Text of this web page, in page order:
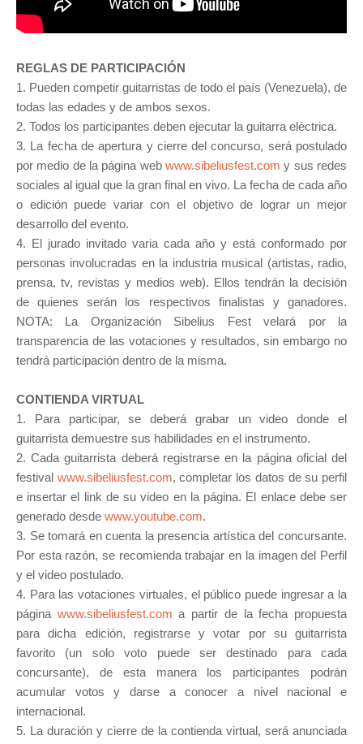
REGLAS DE PARTICIPACIÓN
1. Pueden competir guitarristas de todo el país (Venezuela), de
todas las edades y de ambos sexos.
2. Todos los participantes deben ejecutar la guitarra eléctrica.
3. La fecha de apertura y cierre del concurso, será postulado
por medio de la página web www.sibeliusfest.com y sus redes
sociales al igual que la gran final en vivo. La fecha de cada año
o edición puede variar con el objetivo de lograr un mejor
desarrollo del evento.
4. El jurado invitado varia cada año y está conformado por
personas involucradas en la industria musical (artistas, radio,
prensa, tv, revistas y medios web). Ellos tendrán la decisión
de quienes serán los respectivos finalistas y ganadores.
NOTA: La Organización Sibelius Fest velará por la
transparencia de las votaciones y resultados, sin embargo no
tendrá participación dentro de la misma.
CONTIENDA VIRTUAL
1. Para participar, se deberá grabar un video donde el
guitarrista demuestre sus habilidades en el instrumento.
2. Cada guitarrista deberá registrarse en la página oficial del
festival www.sibeliusfest.com, completar los datos de su perfil
e insertar el link de su video en la página. El enlace debe ser
generado desde www.youtube.com.
3. Se tomará en cuenta la presencia artística del concursante.
Por esta razón, se recomienda trabajar en la imagen del Perfil
y el video postulado.
4. Para las votaciones virtuales, el público puede ingresar a la
página www.sibeliusfest.com a partir de la fecha propuesta
para dicha edición, registrarse y votar por su guitarrista
favorito (un solo voto puede ser destinado para cada
concursante), de esta manera los participantes podrán
acumular votos y darse a conocer a nivel nacional e
internacional.
5. La duración y cierre de la contienda virtual, será anunciada